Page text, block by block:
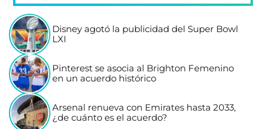
Disney agotó la publicidad del Super Bowl
LXI
Pinterest se asocia al Brighton Femenino
en un acuerdo histórico
Arsenal renueva con Emirates hasta 2033,
¿de cuánto es el acuerdo?